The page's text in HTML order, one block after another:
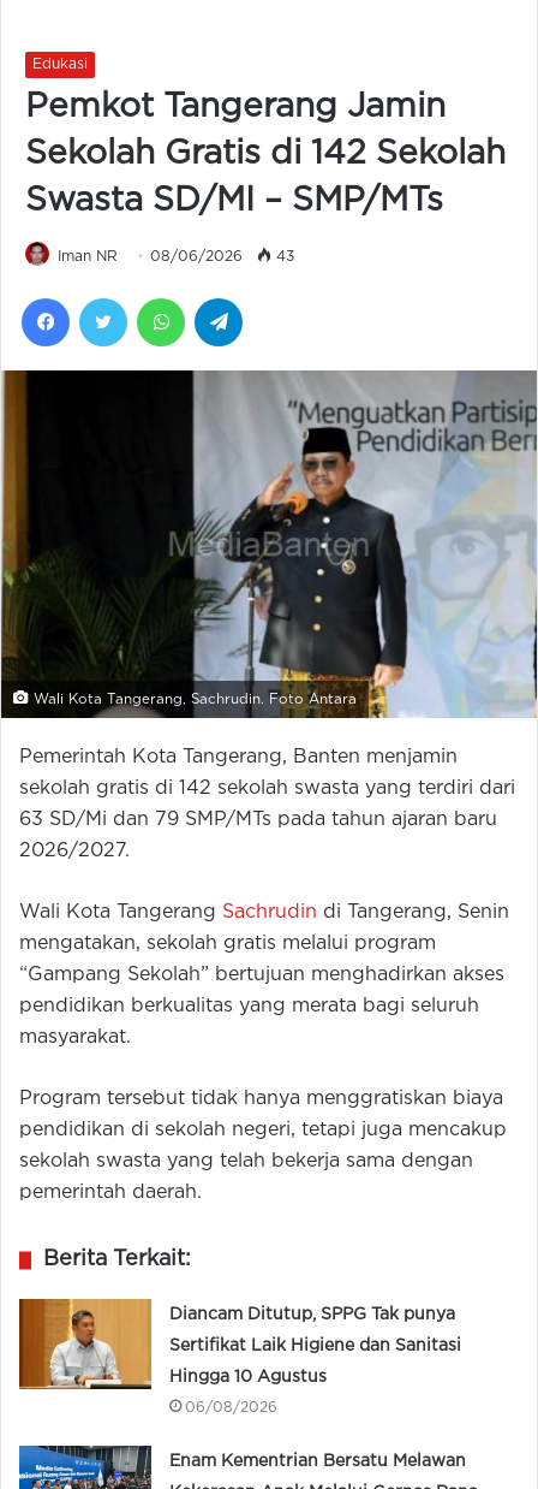
Edukasi
Pemkot Tangerang Jamin
Sekolah Gratis di 142 Sekolah
Swasta SD/MI – SMP/MTs
Iman NR 08/06/2026 43
FacebookTwitter WhatsApp
Wali Kota Tangerang, Sachrudin. Foto Antara
Pemerintah Kota Tangerang, Banten menjamin
sekolah gratis di 142 sekolah swasta yang terdiri dari
63 SD/Mi dan 79 SMP/MTs pada tahun ajaran baru
2026/2027.
Wali Kota Tangerang Sachrudin di Tangerang, Senin
mengatakan, sekolah gratis melalui program
“Gampang Sekolah” bertujuan menghadirkan akses
pendidikan berkualitas yang merata bagi seluruh
masyarakat.
Program tersebut tidak hanya menggratiskan biaya
pendidikan di sekolah negeri, tetapi juga mencakup
sekolah swasta yang telah bekerja sama dengan
pemerintah daerah.
Berita Terkait:
Diancam Ditutup, SPPG Tak punya
Sertifikat Laik Higiene dan Sanitasi
Hingga 10 Agustus
06/08/2026
Enam Kementrian Bersatu Melawan